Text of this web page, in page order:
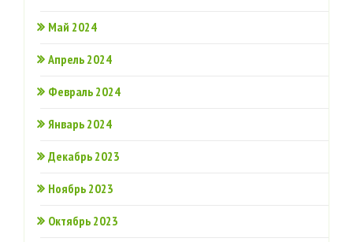
Май 2024
Апрель 2024
Февраль 2024
Январь 2024
Декабрь 2023
Ноябрь 2023
Октябрь 2023